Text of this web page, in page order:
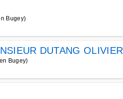
Bugey)
DUTANG OLIVIER
Bugey)